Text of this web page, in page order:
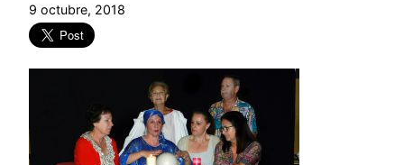
9 octubre, 2018